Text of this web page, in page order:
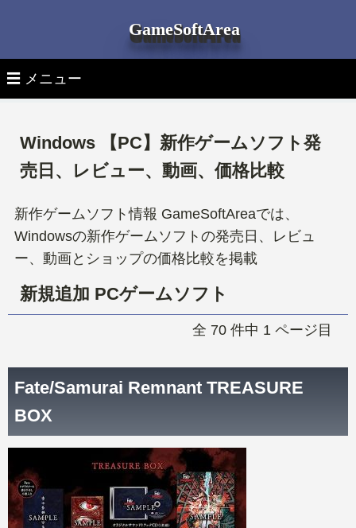
GameSoftArea
☰ メニュー
全ゲームソフト発売日一覧
PS5ゲームソフト
PS4ゲームソフト
Switchゲームソフト
PCゲームソフト
▽ 機種別ゲームソフト発売日
全機種 新作ゲーム
PlayStation 5 新作ゲーム
PlayStation 4 新作ゲーム
Xbox Series X|S 新作ゲーム
PC 新作ゲーム
最新ゲーム機 本体
PlayStation 5本体
Xbox Series X|S本体
▽ ゲームソフトを探す
タイトル検索
Windows 【PC】新作ゲームソフト発
売日、レビュー、動画、価格比較
新作ゲームソフト情報 GameSoftAreaでは、
Windowsの新作ゲームソフトの発売日、レビュ
ー、動画とショップの価格比較を掲載
新規追加 PCゲームソフト
全 70 件中 1 ページ目
Fate/Samurai Remnant TREASURE
BOX